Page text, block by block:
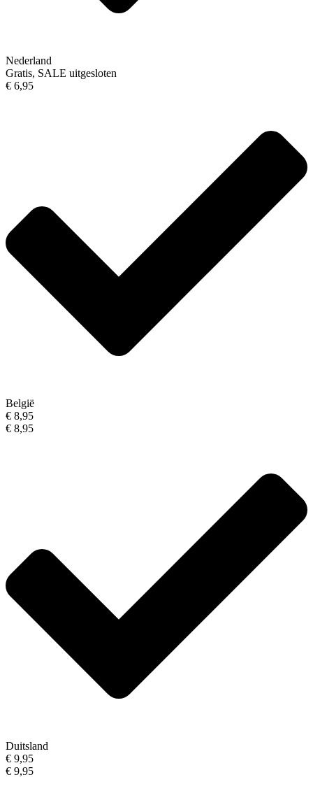
Nederland
Gratis, SALE uitgesloten
€ 6,95
België
€ 8,95
€ 8,95
Duitsland
€ 9,95
€ 9,95